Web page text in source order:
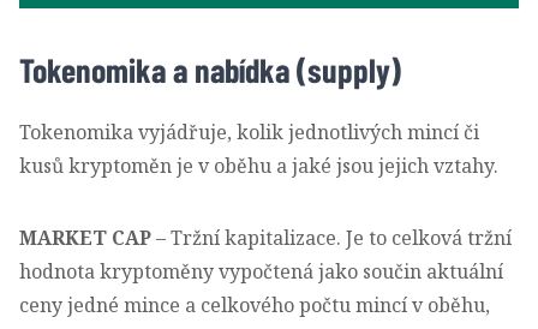
Tokenomika a nabídka (supply)
Tokenomika vyjádřuje, kolik jednotlivých mincí či
kusů kryptoměn je v oběhu a jaké jsou jejich vztahy.
MARKET CAP– Tržní kapitalizace. Je to celková tržní
hodnota kryptoměny vypočtená jako součin aktuální
ceny jedné mince a celkového počtu mincí v oběhu,